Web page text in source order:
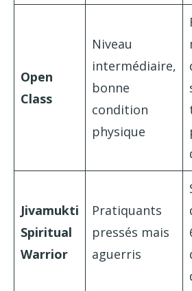
Open
Class
Niveau
intermédiaire,
bonne
condition
physique
Jivamukti
Spiritual
Warrior
Pratiquants
pressés mais
aguerris